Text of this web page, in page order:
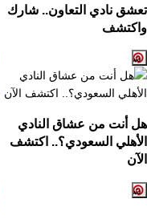
تعشق نادي التعاون.. شارك
واكتشف
هل أنت من عشاق النادي
الأهلي السعودي؟.. اكتشف
الآن